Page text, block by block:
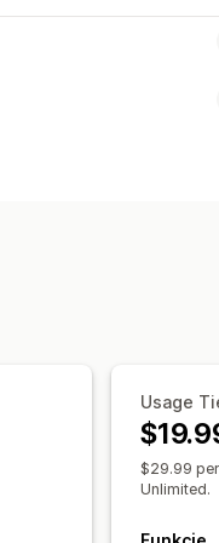
czasowo
przedsprzedaży
Usage
$29.99
Unlimited.